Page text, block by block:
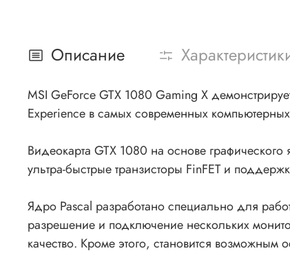
Описание
MSI GeForce GTX 1080 Gaming X
Experience в самых современных
Видеокарта GTX 1080 на основе
ультра-быстрые транзисторы FinFET и
Ядро Pascal разработано специально для
разрешение и подключение нескольких
качество. Кроме этого, становится